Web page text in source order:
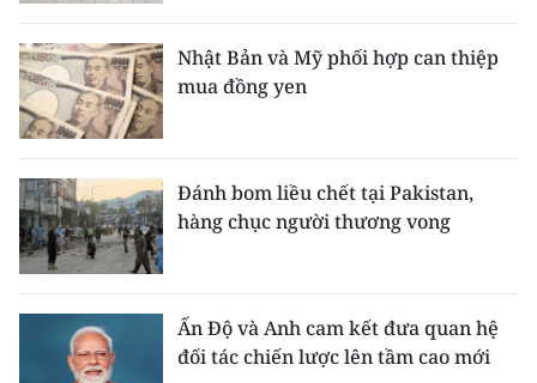
Nhật Bản và Mỹ phối hợp can thiệp
mua đồng yen
Đánh bom liều chết tại Pakistan,
hàng chục người thương vong
Ấn Độ và Anh cam kết đưa quan hệ
đối tác chiến lược lên tầm cao mới